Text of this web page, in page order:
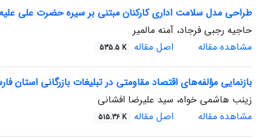
طراحی مدل سلامت اداری کارکنان مبتنی بر سیره حضرت علی
حاجیه رجبی فرجاد، آمنه مالمیر
مشاهده مقاله
اصل مقاله 535.5 K
بازنمایی مؤلفه‌های اقتصاد مقاومتی در تبلیغات بازرگانی استان
زینب هاشمی خواه، سید علیرضا افشانی
مشاهده مقاله
اصل مقاله 515.36 K